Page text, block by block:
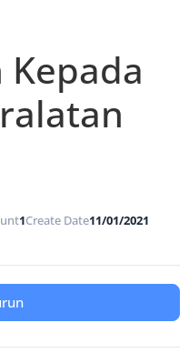
1Create Date11/01/2021